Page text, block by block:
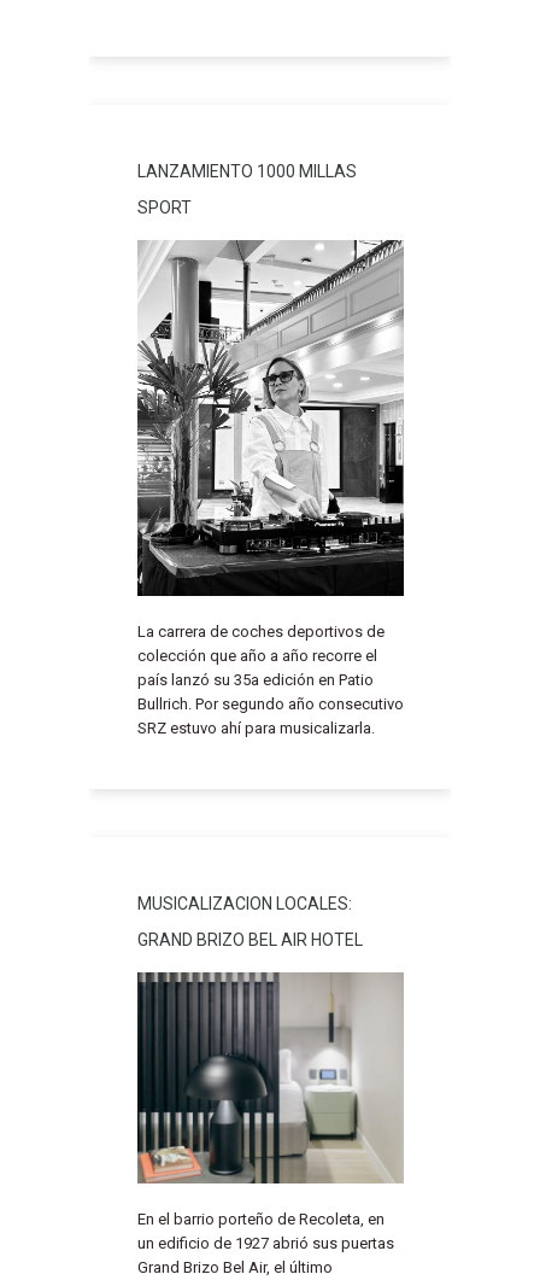
LANZAMIENTO 1000 MILLAS
SPORT
La carrera de coches deportivos de
colección que año a año recorre el
país lanzó su 35a edición en Patio
Bullrich. Por segundo año consecutivo
SRZ estuvo ahí para musicalizarla.
MUSICALIZACION LOCALES:
GRAND BRIZO BEL AIR HOTEL
En el barrio porteño de Recoleta, en
un edificio de 1927 abrió sus puertas
Grand Brizo Bel Air, el último